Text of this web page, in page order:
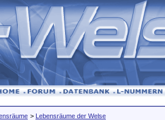
> Lebensräume der Welse